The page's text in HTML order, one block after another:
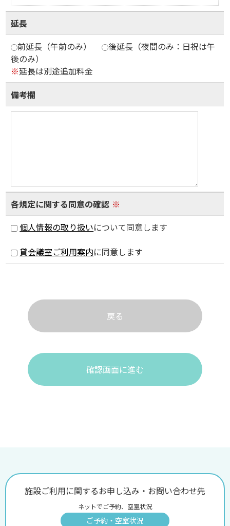
延長
前延長（午前のみ）
後延長（夜間のみ：日祝は午
後のみ）
※延長は別途追加料金
備考欄
各規定に関する同意の確認 ※
個人情報の取り扱いについて同意します
貸会議室ご利用案内に同意します
戻る
確認画面に進む
施設ご利用に関するお申し込み・お問い合わせ先
ネットでご予約、空室状況
ご予約・空室状況